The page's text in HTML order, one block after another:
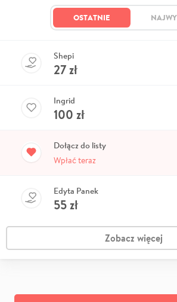
OSTATNIE
Shepi
27zł
Ingrid
100 zł
Dołącz do listy
Wpłać teraz
Edyta Panek
55zł
Zobacz więcej